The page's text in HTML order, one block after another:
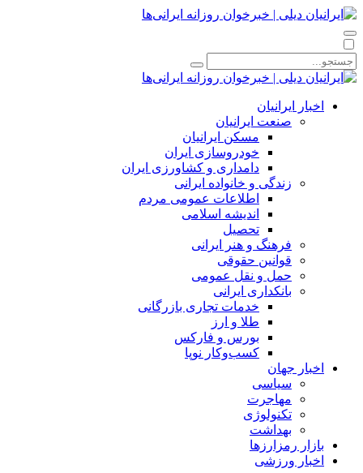
اخبار ایرانیان
صنعت ایرانیان
مسکن ایرانیان
خودروسازی ایران
دامداری و کشاورزی ایران
زندگی و خانواده ایرانی
اطلاعات عمومی مردم
اندیشه اسلامی
تحصیل
فرهنگ و هنر ایرانی
قوانین حقوقی
حمل و نقل عمومی
بانکداری ایرانی
خدمات تجاری بازرگانی
طلا و ارز
بورس و فارکس
کسب‌وکار نوپا
اخبار جهان
سیاسی
مهاجرت
تکنولوژی
بهداشت
بازار رمزارزها
اخبار ورزشی